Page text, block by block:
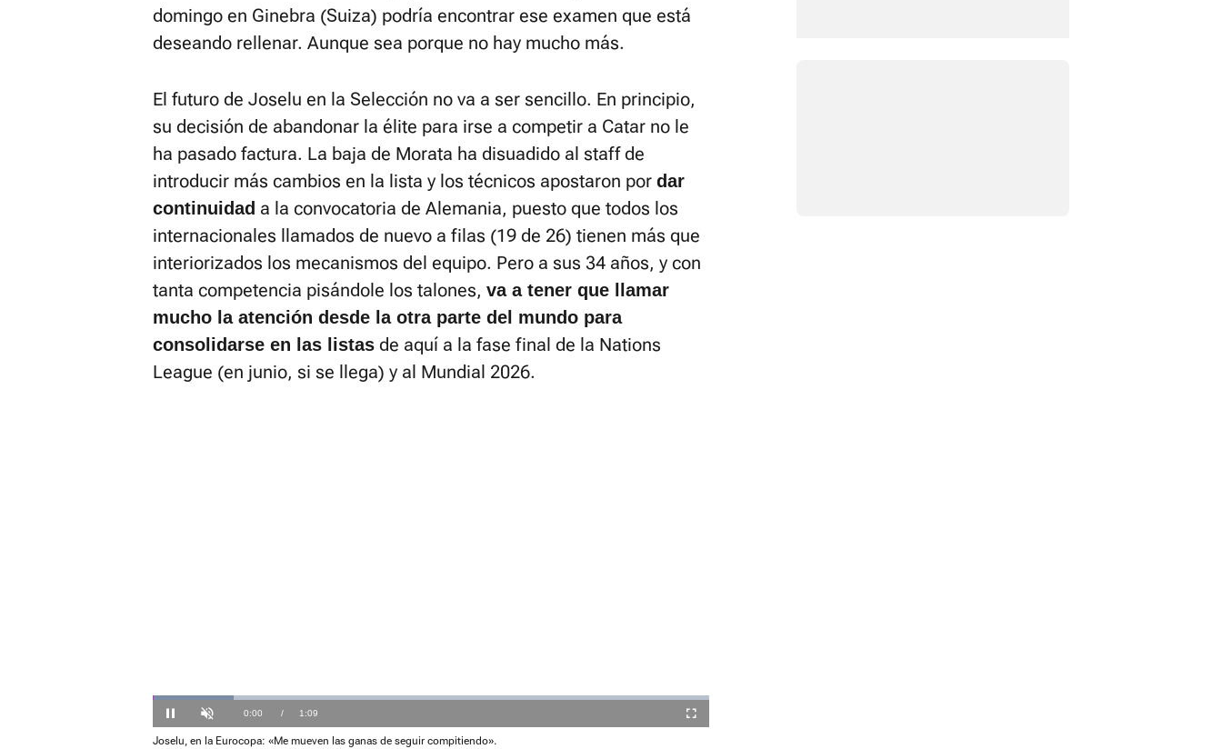
domingo en Ginebra (Suiza) podría encontrar ese examen que está
deseando rellenar. Aunque sea porque no hay mucho más.
El futuro de Joselu en la Selección no va a ser sencillo. En principio,
su decisión de abandonar la élite para irse a competir a Catar no le
ha pasado factura. La baja de Morata ha disuadido al staff de
introducir más cambios en la lista y los técnicos apostaron por dar
continuidad a la convocatoria de Alemania, puesto que todos los
internacionales llamados de nuevo a filas (19 de 26) tienen más que
interiorizados los mecanismos del equipo. Pero a sus 34 años, y con
tanta competencia pisándole los talones, va a tener que llamar
mucho la atención desde la otra parte del mundo para
consolidarse en las listas de aquí a la fase final de la Nations
League (en junio, si se llega) y al Mundial 2026.
Pausa Unmute Current
Time
0:01 / Duration
1:09
Loaded:
14.29%
Fullscreen
Joselu, en la Eurocopa: «Me mueven las ganas de seguir compitiendo».